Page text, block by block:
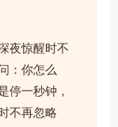
夜惊醒时不
：你怎么
停一秒钟，
不再忽略